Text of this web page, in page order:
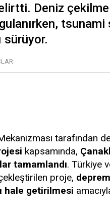
Deniz
sürüyor.
tarafından
kapsamında,
tamamlandı. Türkiye
proje,
hale getirilmesi